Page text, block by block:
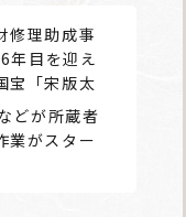
修理助成事
年目を迎え
宝「宋版太
どが所蔵者
業がスター